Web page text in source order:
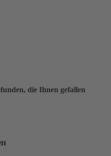
die Ihnen gefallen